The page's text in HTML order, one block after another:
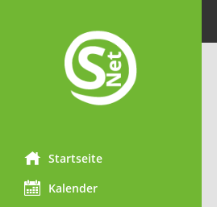
Startseite
Kalender